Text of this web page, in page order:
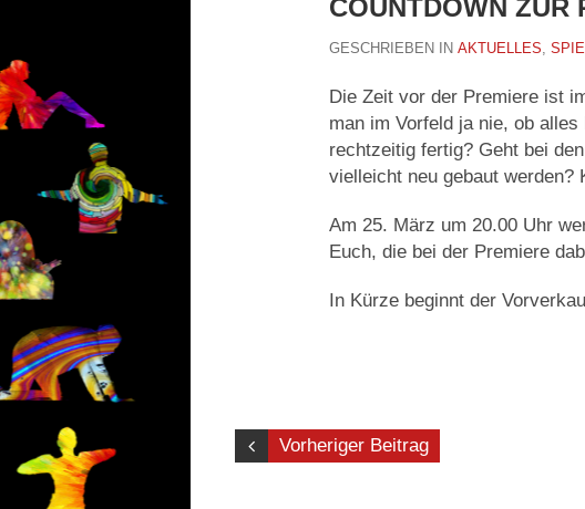
COUNTDOWN ZUR
GESCHRIEBEN IN AKTUELLES,
Die Zeit vor der Premiere ist
man im Vorfeld ja nie, ob
rechtzeitig fertig? Geht bei
vielleicht neu gebaut werden?
Am 25. März um 20.00 Uhr
Euch, die bei der Premiere
In Kürze beginnt der
Vorheriger Beitrag